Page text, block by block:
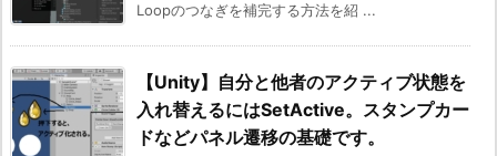
Loopのつなぎを補完する方法を紹 ...
【Unity】自分と他者のアクティブ状態を
入れ替えるにはSetActive。スタンプカー
ドなどパネル遷移の基礎です。